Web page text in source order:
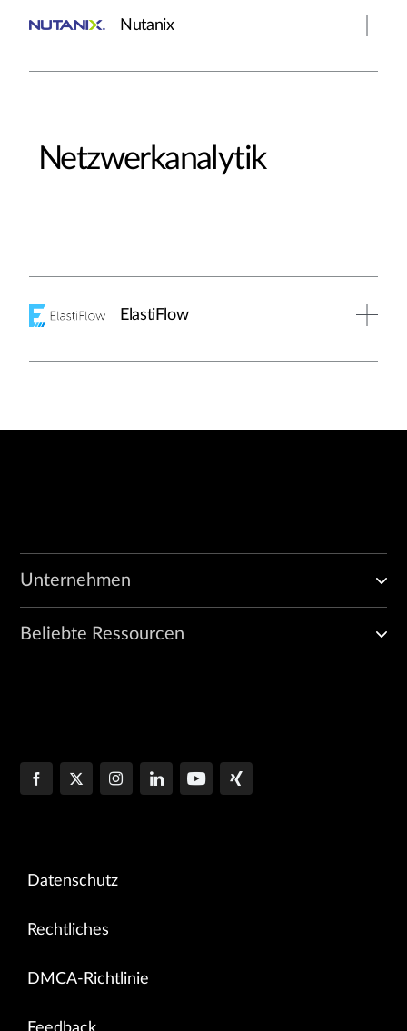
Nutanix
Netzwerkanalytik
ElastiFlow
Unternehmen
Beliebte Ressourcen
Datenschutz
Rechtliches
DMCA-Richtlinie